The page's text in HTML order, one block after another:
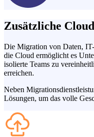
Zusätzliche
Die Migration von Daten,
die Cloud ermöglicht es
isolierte Teams zu
erreichen.
Neben
Lösungen, um das volle